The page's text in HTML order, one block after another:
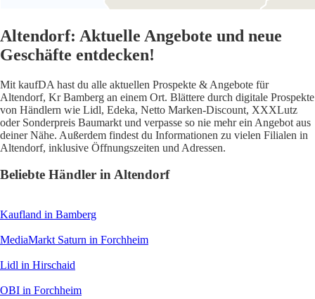
Altendorf: Aktuelle Angebote und neue
Geschäfte entdecken!
Mit kaufDA hast du alle aktuellen Prospekte & Angebote für
Altendorf, Kr Bamberg an einem Ort. Blättere durch digitale Prospekte
von Händlern wie Lidl, Edeka, Netto Marken-Discount, XXXLutz
oder Sonderpreis Baumarkt und verpasse so nie mehr ein Angebot aus
deiner Nähe. Außerdem findest du Informationen zu vielen Filialen in
Altendorf, inklusive Öffnungszeiten und Adressen.
Beliebte Händler in Altendorf
Kaufland in Bamberg
MediaMarkt Saturn in Forchheim
Lidl in Hirschaid
OBI in Forchheim